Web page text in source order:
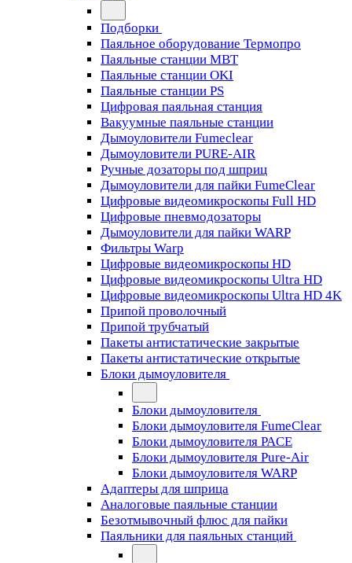
Подборки
Паяльное оборудование Термопро
Паяльные станции MBT
Паяльные станции OKI
Паяльные станции PS
Цифровая паяльная станция
Вакуумные паяльные станции
Дымоуловители Fumeclear
Дымоуловители PURE-AIR
Ручные дозаторы под шприц
Дымоуловители для пайки FumeClear
Цифровые видеомикроскопы Full HD
Цифровые пневмодозаторы
Дымоуловители для пайки WARP
Фильтры Warp
Цифровые видеомикроскопы HD
Цифровые видеомикроскопы Ultra HD
Цифровые видеомикроскопы Ultra HD 4K
Припой проволочный
Припой трубчатый
Пакеты антистатические закрытые
Пакеты антистатические открытые
Блоки дымоуловителя
Блоки дымоуловителя
Блоки дымоуловителя FumeClear
Блоки дымоуловителя PACE
Блоки дымоуловителя Pure-Air
Блоки дымоуловителя WARP
Адаптеры для шприца
Аналоговые паяльные станции
Безотмывочный флюс для пайки
Паяльники для паяльных станций